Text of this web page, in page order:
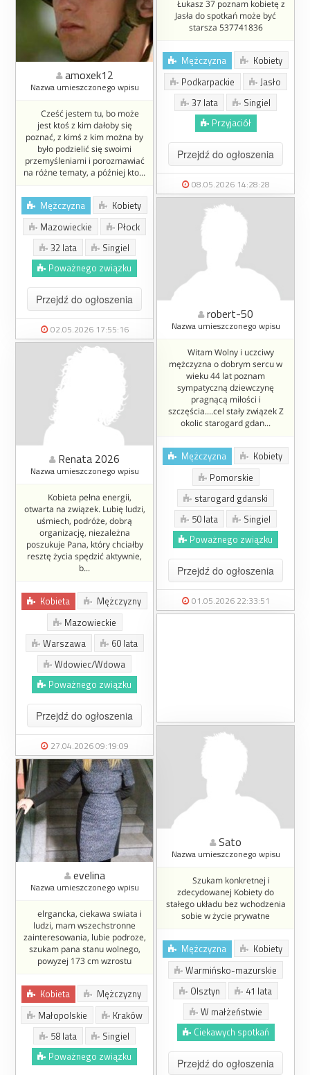
Łukasz 37 poznam kobietę z
Jasła do spotkań może być
starsza 537741836
Mężczyzna
Kobiety
Podkarpackie
Jasło
37 lata
Singiel
Przyjaciół
Przejdź do ogłoszenia
08.05.2026 14:28:28
amoxek12
Nazwa umieszczonego wpisu
Cześć jestem tu, bo może
jest ktoś z kim dałoby się
poznać, z kimś z kim można by
było podzielić się swoimi
przemyśleniami i porozmawiać
na różne tematy, a później kto...
Mężczyzna
Kobiety
Mazowieckie
Płock
32 lata
Singiel
Poważnego związku
Przejdź do ogłoszenia
02.05.2026 17:55:16
robert-50
Nazwa umieszczonego wpisu
Witam Wolny i uczciwy
mężczyzna o dobrym sercu w
wieku 44 lat poznam
sympatyczną dziewczynę
pragnącą miłości i
szczęścia....cel stały związek Z
okolic starogard gdan...
Mężczyzna
Kobiety
Pomorskie
starogard gdanski
50 lata
Singiel
Poważnego związku
Przejdź do ogłoszenia
01.05.2026 22:33:51
Renata 2026
Nazwa umieszczonego wpisu
Kobieta pełna energii,
otwarta na związek. Lubię ludzi,
uśmiech, podróże, dobrą
organizację, niezależna
poszukuje Pana, który chciałby
resztę życia spędzić aktywnie,
b...
Kobieta
Mężczyzny
Mazowieckie
Warszawa
60 lata
Wdowiec/Wdowa
Poważnego związku
Przejdź do ogłoszenia
27.04.2026 09:19:09
Sato
Nazwa umieszczonego wpisu
Szukam konkretnej i
zdecydowanej Kobiety do
stałego układu bez wchodzenia
sobie w życie prywatne
Mężczyzna
Kobiety
Warmińsko-mazurskie
Olsztyn
41 lata
W małżeństwie
Ciekawych spotkań
Przejdź do ogłoszenia
evelina
Nazwa umieszczonego wpisu
elrgancka, ciekawa swiata i
ludzi, mam wszechstronne
zainteresowania, lubie podroze,
szukam pana stanu wolnego,
powyzej 173 cm wzrostu
Kobieta
Mężczyzny
Małopolskie
Kraków
58 lata
Singiel
Poważnego związku